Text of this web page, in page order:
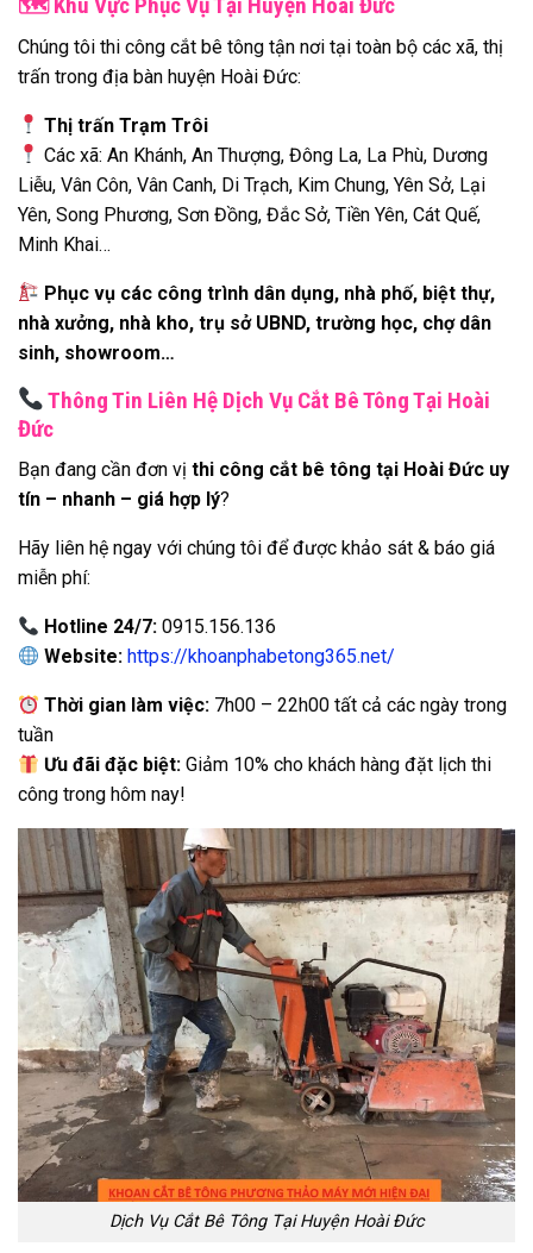
🗺️ Khu Vực Phục Vụ Tại Huyện Hoài Đức
Chúng tôi thi công cắt bê tông tận nơi tại toàn bộ các xã, thị
trấn trong địa bàn huyện Hoài Đức:
Thị trấn Trạm Trôi
Các xã: An Khánh, An Thượng, Đông La, La Phù, Dương
Liễu, Vân Côn, Vân Canh, Di Trạch, Kim Chung, Yên Sở, Lại
Yên, Song Phương, Sơn Đồng, Đắc Sở, Tiền Yên, Cát Quế,
Minh Khai…
Phục vụ các công trình dân dụng, nhà phố, biệt thự,
nhà xưởng, nhà kho, trụ sở UBND, trường học, chợ dân
sinh, showroom…
Thông Tin Liên Hệ Dịch Vụ Cắt Bê Tông Tại Hoài
Đức
Bạn đang cần đơn vị thi công cắt bê tông tại Hoài Đức uy
tín – nhanh – giá hợp lý?
Hãy liên hệ ngay với chúng tôi để được khảo sát & báo giá
miễn phí:
Hotline 24/7: 0915.156.136
Website: https://khoanphabetong365.net/
Thời gian làm việc: 7h00 – 22h00 tất cả các ngày trong
tuần
Ưu đãi đặc biệt: Giảm 10% cho khách hàng đặt lịch thi
công trong hôm nay!
Dịch Vụ Cắt Bê Tông Tại Huyện Hoài Đức